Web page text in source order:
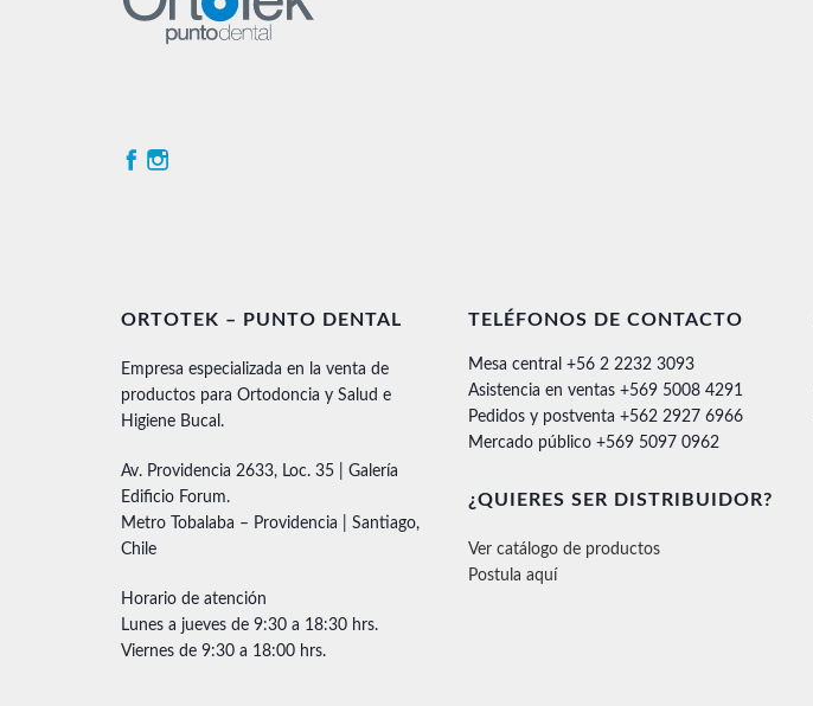
ORTOTEK – PUNTO DENTAL
Empresa especializada en la venta de
productos para Ortodoncia y Salud e
Higiene Bucal.
Av. Providencia 2633, Loc. 35 | Galería
Edificio Forum.
Metro Tobalaba – Providencia | Santiago,
Chile
Horario de atención
Lunes a jueves de 9:30 a 18:30 hrs.
Viernes de 9:30 a 18:00 hrs.
TELÉFONOS DE CONTACTO
Mesa central +56 2 2232 3093
Asistencia en ventas +569 5008 4291
Pedidos y postventa +562 2927 6966
Mercado público +569 5097 0962
¿QUIERES SER DISTRIBUIDOR?
Ver catálogo de productos
Postula aquí